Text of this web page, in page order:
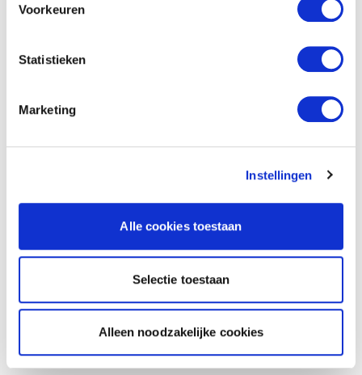
Voorkeuren
Statistieken
Marketing
Instellingen
Alle cookies toestaan
Selectie toestaan
Alleen noodzakelijke cookies